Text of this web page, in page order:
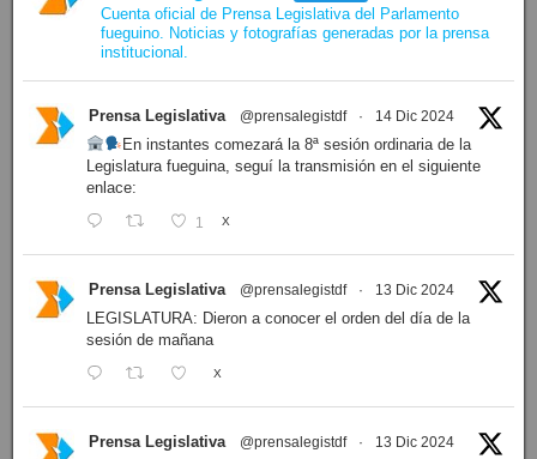
Cuenta oficial de Prensa Legislativa del Parlamento
fueguino. Noticias y fotografías generadas por la prensa
institucional.
Prensa Legislativa @prensalegistdf · 14 Dic 2024
En instantes comezará la 8ª sesión ordinaria de la
Legislatura fueguina, seguí la transmisión en el siguiente
enlace:
1 X
Prensa Legislativa @prensalegistdf · 13 Dic 2024
LEGISLATURA: Dieron a conocer el orden del día de la
sesión de mañana
X
Prensa Legislativa @prensalegistdf · 13 Dic 2024